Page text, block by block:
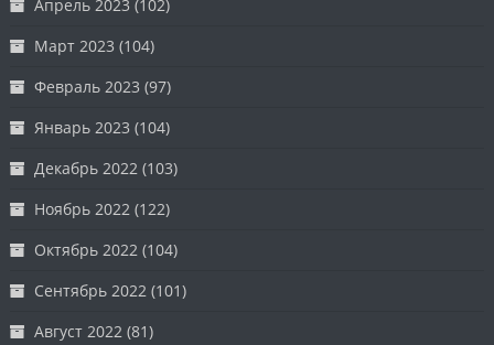
Апрель 2023 (102)
Март 2023 (104)
Февраль 2023 (97)
Январь 2023 (104)
Декабрь 2022 (103)
Ноябрь 2022 (122)
Октябрь 2022 (104)
Сентябрь 2022 (101)
Август 2022 (81)